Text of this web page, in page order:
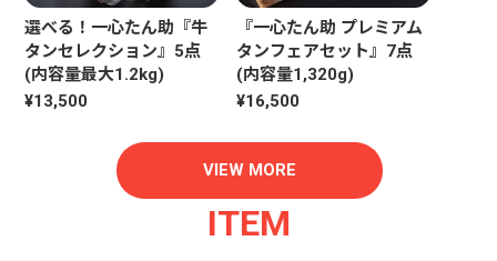
選べる！一心たん助『牛
タンセレクション』5点
(内容量最大1.2kg)
¥13,500
『一心たん助 プレミアム
タンフェアセット』7点
(内容量1,320g)
¥16,500
VIEW MORE
ITEM